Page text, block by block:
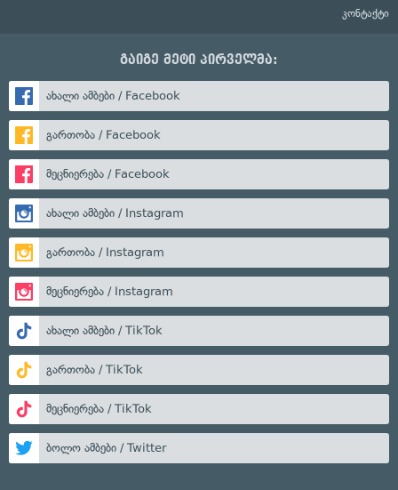
კონტაქტი
გაიგე მეტი პირველმა:
ახალი ამბები / Facebook
გართობა / Facebook
მეცნიერება / Facebook
ახალი ამბები / Instagram
გართობა / Instagram
მეცნიერება / Instagram
ახალი ამბები / TikTok
გართობა / TikTok
მეცნიერება / TikTok
ბოლო ამბები / Twitter